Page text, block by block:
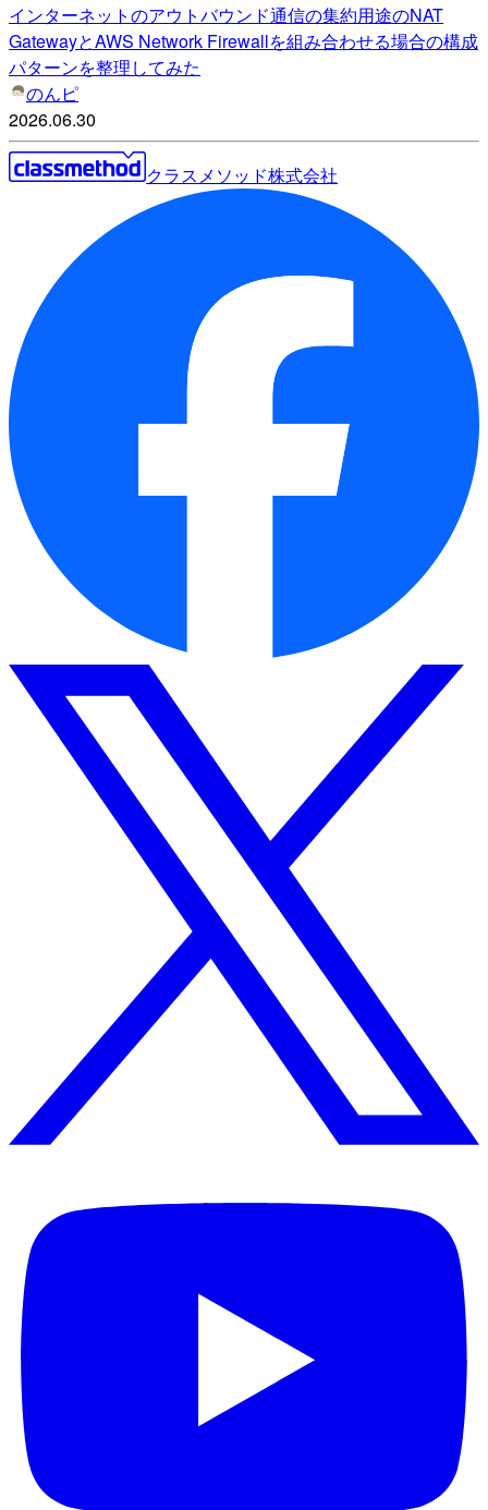
インターネットのアウトバウンド通信の集約用途のNAT
GatewayとAWS Network Firewallを組み合わせる場合の構成
パターンを整理してみた
のんピ
2026.06.30
クラスメソッド株式会社